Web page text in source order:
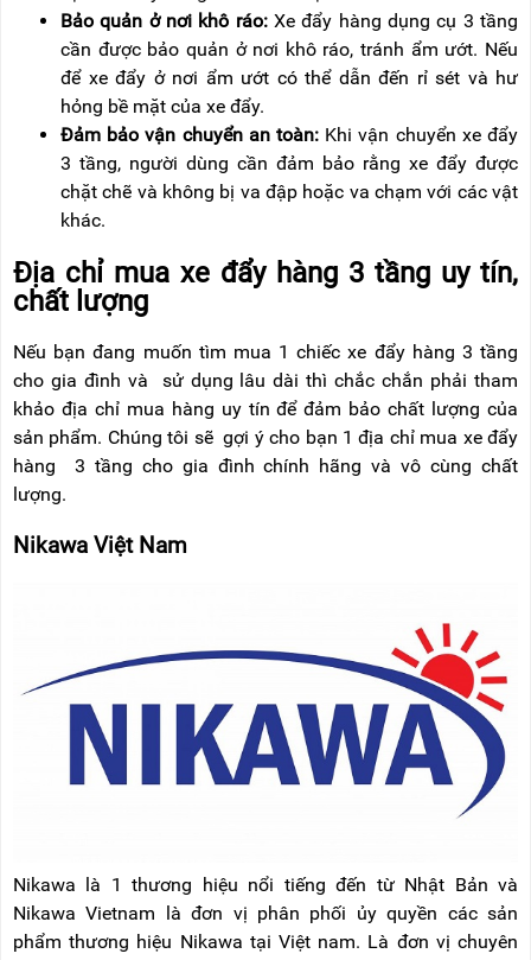
Bảo quản ở nơi khô ráo: Xe đẩy hàng dụng cụ 3 tầng
cần được bảo quản ở nơi khô ráo, tránh ẩm ướt. Nếu
để xe đẩy ở nơi ẩm ướt có thể dẫn đến rỉ sét và hư
hỏng bề mặt của xe đẩy.
Đảm bảo vận chuyển an toàn: Khi vận chuyển xe đẩy
3 tầng, người dùng cần đảm bảo rằng xe đẩy được
chặt chẽ và không bị va đập hoặc va chạm với các vật
khác.
Địa chỉ mua xe đẩy hàng 3 tầng uy tín,
chất lượng
Nếu bạn đang muốn tìm mua 1 chiếc xe đẩy hàng 3 tầng
cho gia đình và sử dụng lâu dài thì chắc chắn phải tham
khảo địa chỉ mua hàng uy tín để đảm bảo chất lượng của
sản phẩm. Chúng tôi sẽ gợi ý cho bạn 1 địa chỉ mua xe đẩy
hàng 3 tầng cho gia đình chính hãng và vô cùng chất
lượng.
Nikawa Việt Nam
Nikawa là 1 thương hiệu nổi tiếng đến từ Nhật Bản và
Nikawa Vietnam là đơn vị phân phối ủy quyền các sản
phẩm thương hiệu Nikawa tại Việt nam. Là đơn vị chuyên